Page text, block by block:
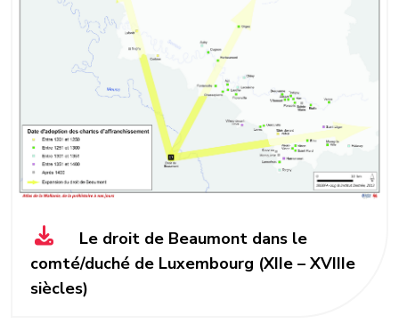
Le droit de Beaumont dans le
comté/duché de Luxembourg (XIIe – XVIIIe
siècles)